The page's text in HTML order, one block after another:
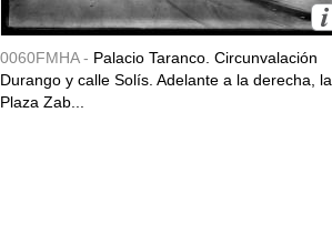
0060FMHA - Palacio Taranco. Circunvalación
Durango y calle Solís. Adelante a la derecha, la
Plaza Zab...